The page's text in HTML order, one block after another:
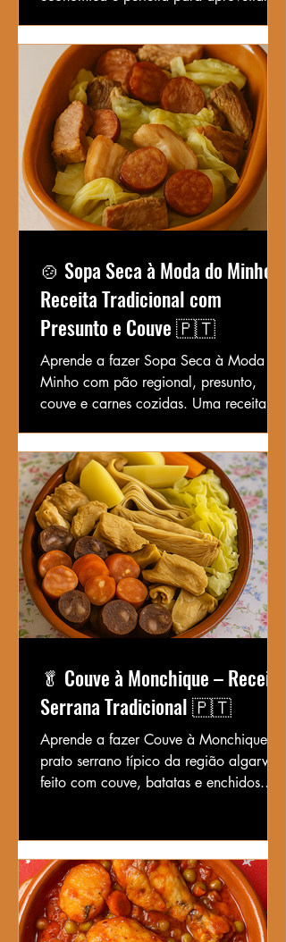
🍲 Sopa Seca à Moda do Minho –
Receita Tradicional com
Presunto e Couve 🇵🇹
Aprende a fazer Sopa Seca à Moda do
Minho com pão regional, presunto,
couve e carnes cozidas. Uma receita
🥬 Couve à Monchique – Receita
Serrana Tradicional 🇵🇹
Aprende a fazer Couve à Monchique,
prato serrano típico da região algarvia,
feito com couve, batatas e enchidos.